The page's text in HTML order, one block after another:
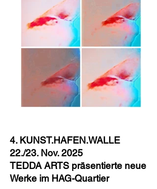
4. KUNST.HAFEN.WALLE
22./23. Nov. 2025
TEDDA ARTS präsentierte neue
Werke im HAG-Quartier